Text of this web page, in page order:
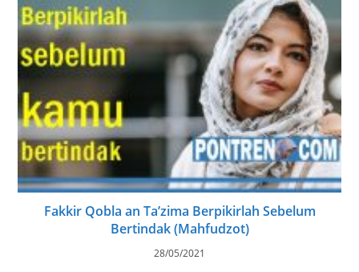
Fakkir Qobla an Ta’zima Berpikirlah Sebelum
Bertindak (Mahfudzot)
28/05/2021